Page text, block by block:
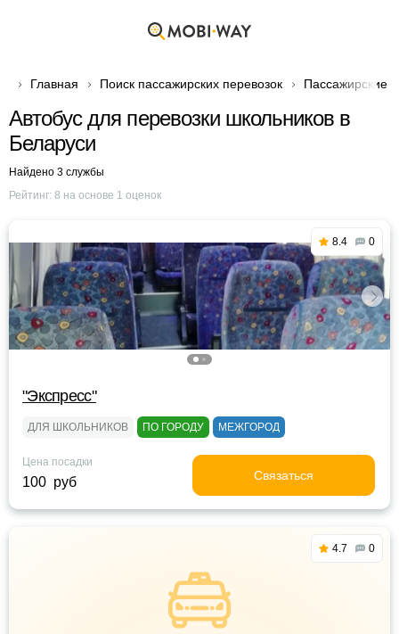
Главная Поиск пассажирских перевозок Пассажирские
Автобус для перевозки школьников в
Беларуси
Найдено 3 службы
Рейтинг: 8 на основе 1 оценок
8.4 0
"Экспресс"
ДЛЯ ШКОЛЬНИКОВ ПО ГОРОДУ МЕЖГОРОД
Цена посадки
100 руб Связаться
4.7 0